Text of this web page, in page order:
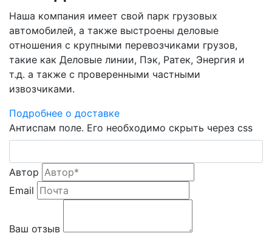
Наша компания имеет свой парк грузовых
автомобилей, а также выстроены деловые
отношения с крупными перевозчиками грузов,
такие как Деловые линии, Пэк, Ратек, Энергия и
т.д. а также с проверенными частными
извозчиками.
Подробнее о доставке
Антиспам поле. Его необходимо скрыть через css
Автор
Email
Ваш отзыв